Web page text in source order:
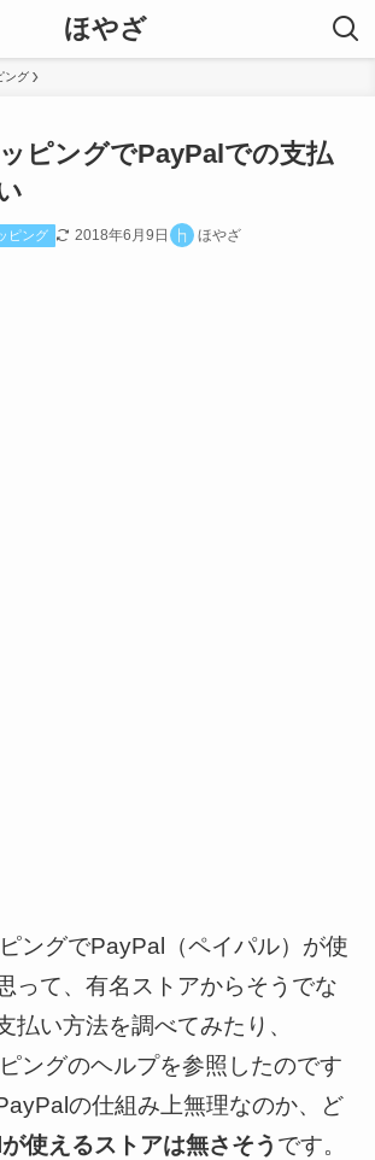
ほやざ
ング
ピングでPayPalでの支払
ピング 2018年6月9日 ほやざ
ングでPayPal（ペイパル）が使
って、有名ストアからそうでな
払い方法を調べてみたり、
ングのヘルプを参照したのです
の仕組み上無理なのか、ど
使えるストアは無さそう です。